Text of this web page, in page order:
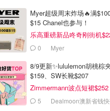
Myer超级周末炸场🔥满
$15 Chanel也参与！
乐高重磅新品咚奇刚街机
0 Myer
8/9更新✨lululemon胡桃棕
$159、SW长靴$207
Zimmermann波点短裙$252
5 Dealmoon澳新省钱